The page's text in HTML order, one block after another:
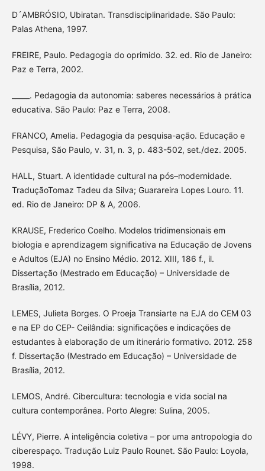
D´AMBRÓSIO, Ubiratan. Transdisciplinaridade. São Paulo:
Palas Athena, 1997.
FREIRE, Paulo. Pedagogia do oprimido. 32. ed. Rio de Janeiro:
Paz e Terra, 2002.
_____. Pedagogia da autonomia: saberes necessários à prática
educativa. São Paulo: Paz e Terra, 2008.
FRANCO, Amelia. Pedagogia da pesquisa-ação. Educação e
Pesquisa, São Paulo, v. 31, n. 3, p. 483-502, set./dez. 2005.
HALL, Stuart. A identidade cultural na pós–modernidade.
TraduçãoTomaz Tadeu da Silva; Guarareira Lopes Louro. 11.
ed. Rio de Janeiro: DP & A, 2006.
KRAUSE, Frederico Coelho. Modelos tridimensionais em
biologia e aprendizagem significativa na Educação de Jovens
e Adultos (EJA) no Ensino Médio. 2012. XIII, 186 f., il.
Dissertação (Mestrado em Educação) – Universidade de
Brasília, 2012.
LEMES, Julieta Borges. O Proeja Transiarte na EJA do CEM 03
e na EP do CEP- Ceilândia: significações e indicações de
estudantes à elaboração de um itinerário formativo. 2012. 258
f. Dissertação (Mestrado em Educação) – Universidade de
Brasília, 2012.
LEMOS, André. Cibercultura: tecnologia e vida social na
cultura contemporânea. Porto Alegre: Sulina, 2005.
LÉVY, Pierre. A inteligência coletiva – por uma antropologia do
ciberespaço. Tradução Luiz Paulo Rounet. São Paulo: Loyola,
1998.